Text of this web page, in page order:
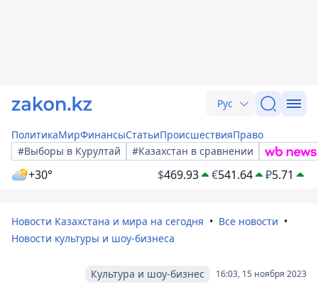
Рус
ПолитикаМирФинансыСтатьиПроисшествияПраво
#Выборы в Курултай
#Казахстан в сравнении
+30° $469.93 €541.64 ₽5.71
Новости Казахстана и мира на сегодня
Все новости
Новости культуры и шоу-бизнеса
16:03, 15 ноября 2023
Культура и шоу-бизнес